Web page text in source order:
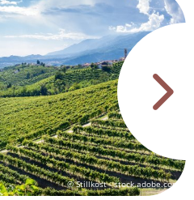
© Stillkost - stock.adobe.com